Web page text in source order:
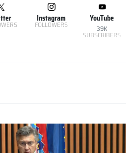
Instagram
FOLLOWERS
YouTube
39K
SUBSCRIBERS